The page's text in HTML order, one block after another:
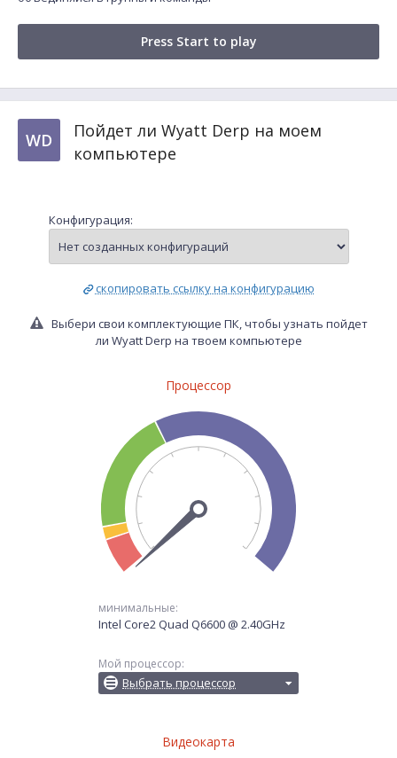
Press Start to play
WD
Пойдет ли Wyatt Derp на моем
компьютере
Конфигурация:
скопировать ссылку на конфигурацию
Выбери свои комплектующие ПК, чтобы узнать пойдет
ли Wyatt Derp на твоем компьютере
Процессор
минимальные:
Intel Core2 Quad Q6600 @ 2.40GHz
Мой процессор:
Выбрать процессор
Видеокарта